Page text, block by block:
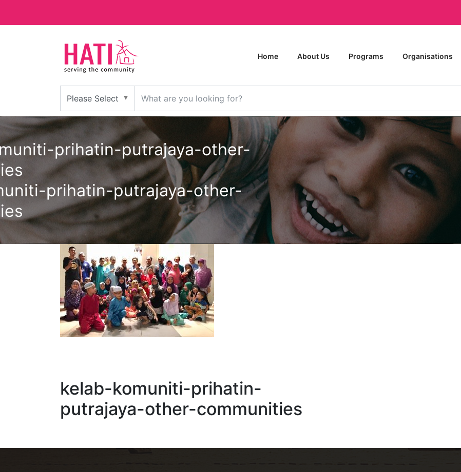
Home About Us Programs Organisations
prihatin-putrajaya-other-
kelab-komuniti-prihatin-
putrajaya-other-communities